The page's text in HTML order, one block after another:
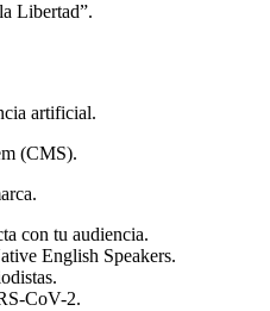
Libertad”.
artificial.
(CMS).
con tu audiencia.
English Speakers.
CoV-2.